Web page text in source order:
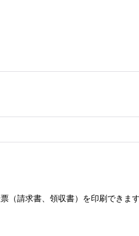
（請求書、領収書）を印刷できま